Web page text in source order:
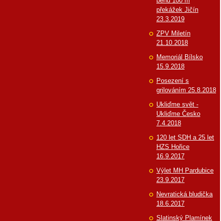
překážek Jičín
23.3.2019
ZPV Miletín
21.10.2018
Memoriál Bílsko
15.9.2018
Posezení s
grilováním 25.8.2018
Ukliďme svět -
Ukliďme Česko
7.4.2018
120 let SDH a 25 let
HZS Hořice
16.9.2017
Výlet MH Pardubice
23.9.2017
Nevratická bludička
18.6.2017
Slatinský Plamínek